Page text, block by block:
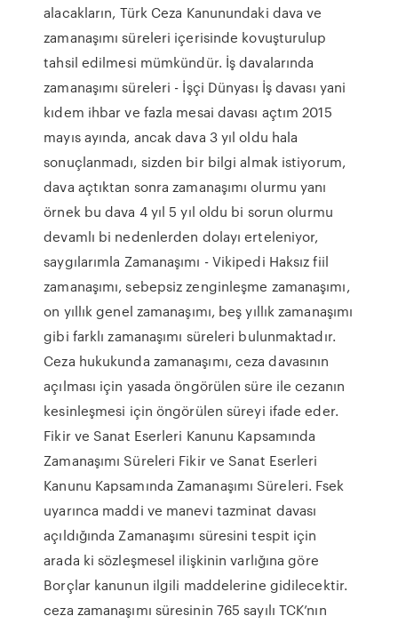
alacakların, Türk Ceza Kanunundaki dava ve
zamanaşımı süreleri içerisinde kovuşturulup
tahsil edilmesi mümkündür. İş davalarında
zamanaşımı süreleri - İşçi Dünyası İş davası yani
kıdem ihbar ve fazla mesai davası açtım 2015
mayıs ayında, ancak dava 3 yıl oldu hala
sonuçlanmadı, sizden bir bilgi almak istiyorum,
dava açtıktan sonra zamanaşımı olurmu yanı
örnek bu dava 4 yıl 5 yıl oldu bi sorun olurmu
devamlı bi nedenlerden dolayı erteleniyor,
saygılarımla Zamanaşımı - Vikipedi Haksız fiil
zamanaşımı, sebepsiz zenginleşme zamanaşımı,
on yıllık genel zamanaşımı, beş yıllık zamanaşımı
gibi farklı zamanaşımı süreleri bulunmaktadır.
Ceza hukukunda zamanaşımı, ceza davasının
açılması için yasada öngörülen süre ile cezanın
kesinleşmesi için öngörülen süreyi ifade eder.
Fikir ve Sanat Eserleri Kanunu Kapsamında
Zamanaşımı Süreleri Fikir ve Sanat Eserleri
Kanunu Kapsamında Zamanaşımı Süreleri. Fsek
uyarınca maddi ve manevi tazminat davası
açıldığında Zamanaşımı süresini tespit için
arada ki sözleşmesel ilişkinin varlığına göre
Borçlar kanunun ilgili maddelerine gidilecektir.
ceza zamanaşımı süresinin 765 sayılı TCK’nın